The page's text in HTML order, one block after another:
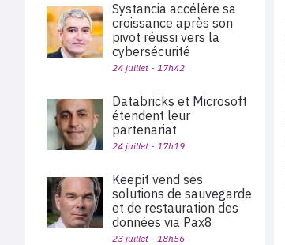
Systancia accélère sa
croissance après son
pivot réussi vers la
cybersécurité
24 juillet - 17h42
Databricks et Microsoft
étendent leur
partenariat
24 juillet - 17h19
Keepit vend ses
solutions de sauvegarde
et de restauration des
données via Pax8
23 juillet - 18h56